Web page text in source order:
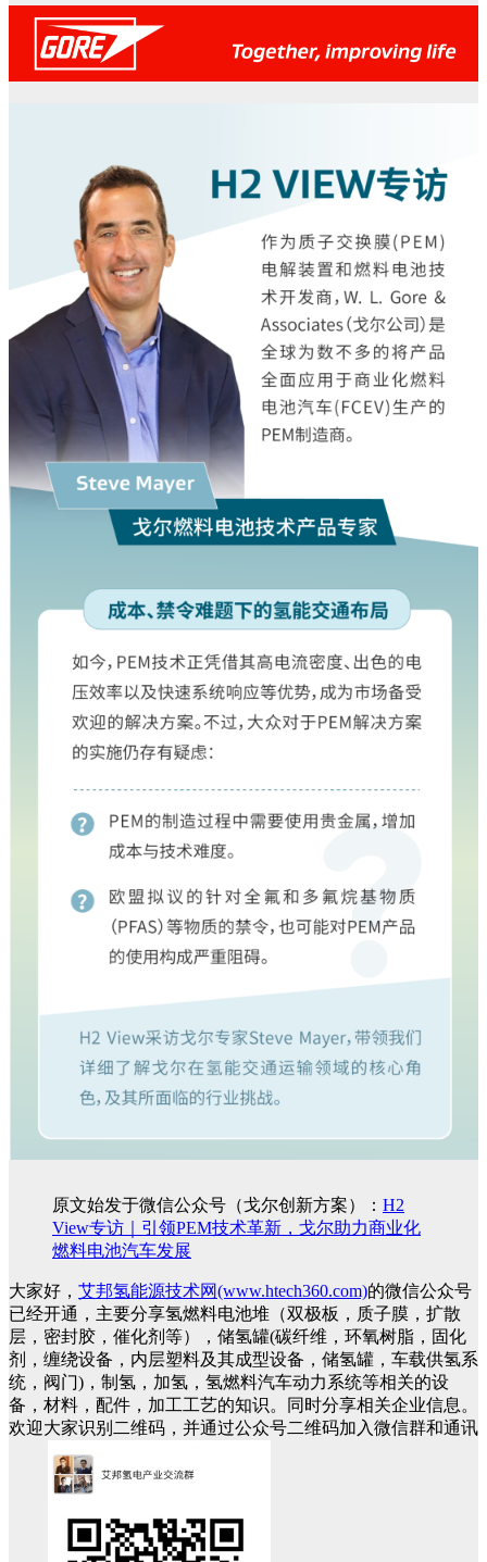
原文始发于微信公众号（戈尔创新方案）： H2
View专访｜引领PEM技术革新，戈尔助力商业化
燃料电池汽车发展
大家好， 艾邦氢能源技术网(www.htech360.com)的微信公众号
已经开通，主要分享氢燃料电池堆（双极板，质子膜，扩散
层，密封胶，催化剂等），储氢罐(碳纤维，环氧树脂，固化
剂，缠绕设备，内层塑料及其成型设备，储氢罐，车载供氢系
统，阀门)，制氢，加氢，氢燃料汽车动力系统等相关的设
备，材料，配件，加工工艺的知识。同时分享相关企业信息。
欢迎大家识别二维码，并通过公众号二维码加入微信群和通讯